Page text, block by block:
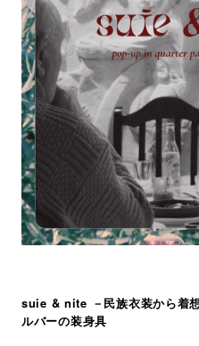
suie & nite －民族衣装から着
ルバーの装身具